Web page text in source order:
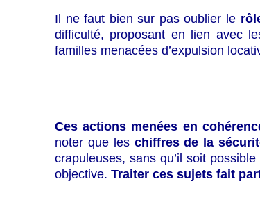
Il ne faut bien sur pas oublier le
difficulté, proposant en lien avec
familles menacées d’expulsion
Ces actions menées en
noter que les chiffres de la
crapuleuses, sans qu’il soit
objective. Traiter ces sujets fait